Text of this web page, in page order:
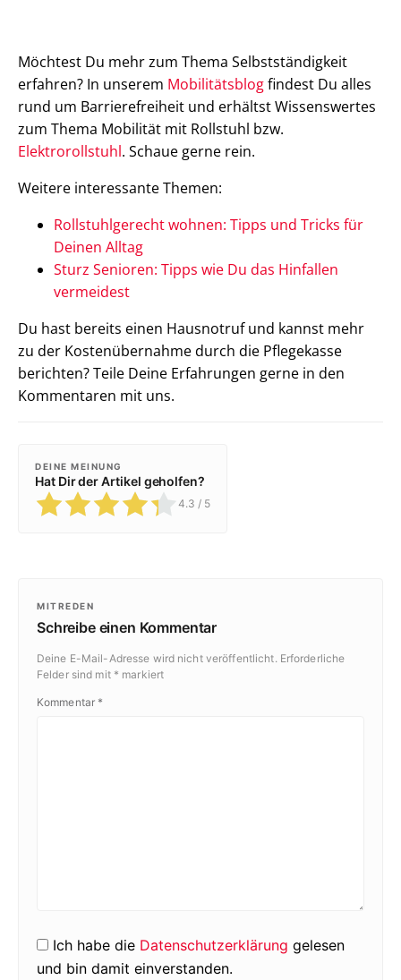
Möchtest Du mehr zum Thema Selbstständigkeit
erfahren? In unserem Mobilitätsblogfindest Du alles
rund um Barrierefreiheit und erhältst Wissenswertes
zum Thema Mobilität mit Rollstuhl bzw.
Elektrorollstuhl. Schaue gerne rein.
Weitere interessante Themen:
Rollstuhlgerecht wohnen: Tipps und Tricks für
Deinen Alltag
Sturz Senioren: Tipps wie Du das Hinfallen
vermeidest
Du hast bereits einen Hausnotruf und kannst mehr
zu der Kostenübernahme durch die Pflegekasse
berichten? Teile Deine Erfahrungen gerne in den
Kommentaren mit uns.
DEINE MEINUNG
Hat Dir der Artikel geholfen?
4.3 / 5
MITREDEN
Schreibe einen Kommentar
Deine E-Mail-Adresse wird nicht veröffentlicht. Erforderliche
Felder sind mit * markiert
Kommentar *
Ich habe die Datenschutzerklärung gelesen
und bin damit einverstanden.